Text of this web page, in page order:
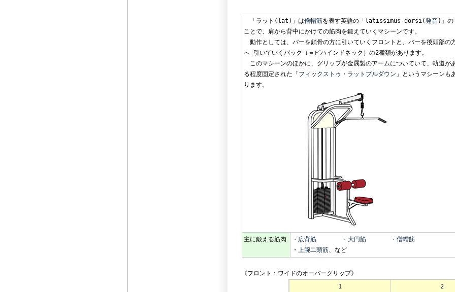
「ラット(lat)」は僧帽筋を表す英語の「latissimus dorsi(発音)」の
ことで、肩から背中にかけての筋肉を鍛えていくマシーンです。
動作としては、バーを鎖骨の方に引いていくフロントと、バーを後頭部の
へ 引いていくバック（＝ビハインドネック）の2種類があります。
このマシーンのほかに、グリップが金属製のアームについていて、軌道が
る程度固定された「 フィックストゥ・ラットプルダウン 」というマシーンも
ります。
主に鍛える筋肉 ・ 広背筋 ・大円筋
・僧帽筋
・ 上腕二頭筋、など
《フロント：ワイドのオーバーグリップ》
1
2